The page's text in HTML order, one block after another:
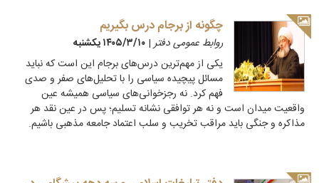
چگونه از برجام درس بگیریم
روابط عمومی دفتر| ۱۴۰۵/۳/۱۰ يكشنبه
یکی از مهم‌ترین درس‌های برجام این است که نباید
مسائل پیچیده سیاسی را با تحلیل‌های صفر و صدی
فهم کرد. نه رجزخوانی‌های سیاسی همیشه عین
واقعیت میدان است و نه هر توافقی نشانه تسلیم؛ پس در عین نقد هر
مذاکره و جنگی باید مراقب تخریب و سلب اعتماد جامعه مذهبی باشیم.